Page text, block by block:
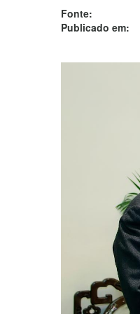
Fonte:
Publicado em: